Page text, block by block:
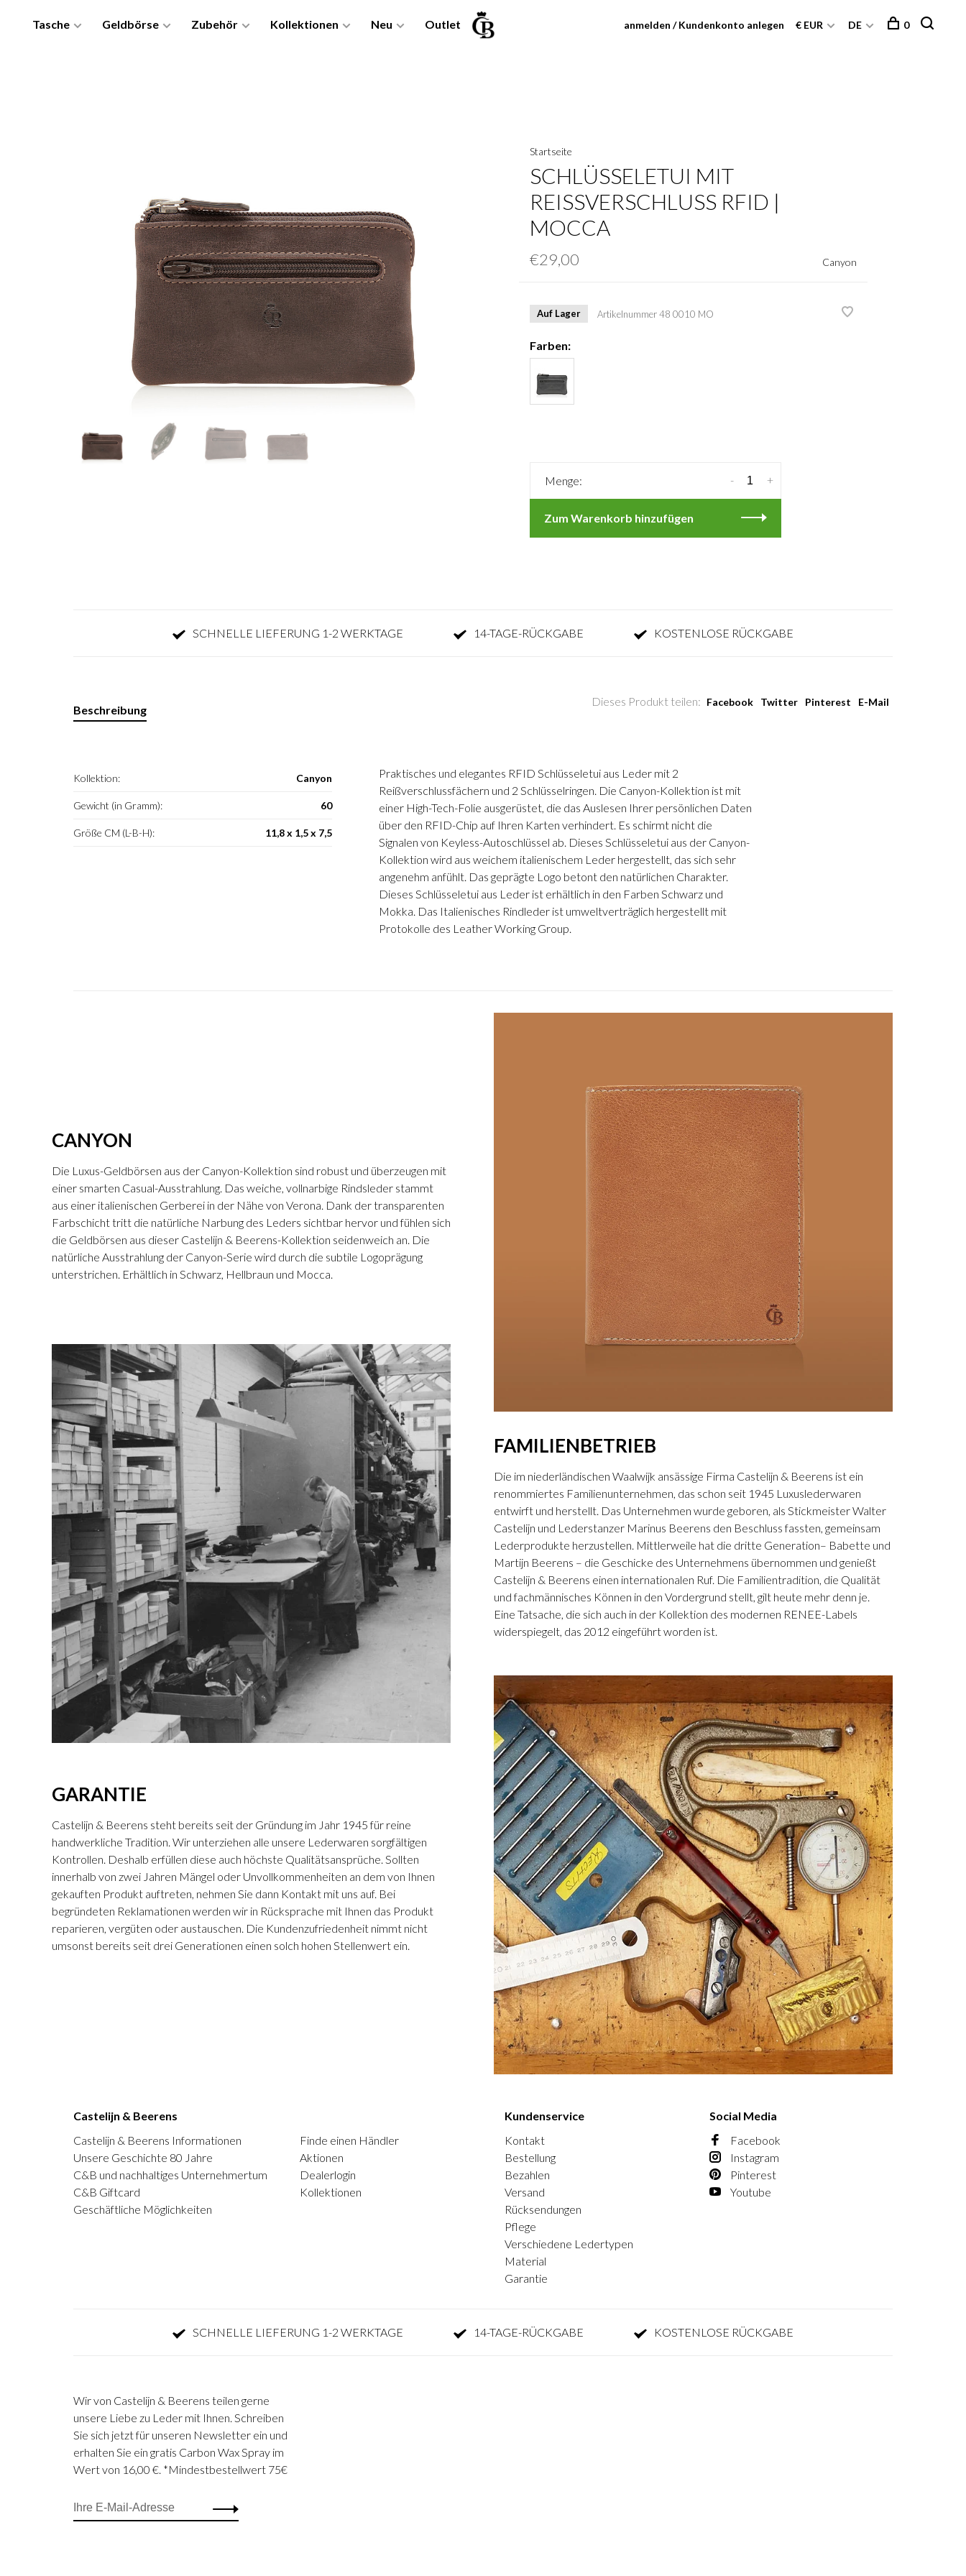
Tasche Geldbörse Zubehör Kollektionen Neu Outlet anmelden / Kundenkonto anlegen € EUR DE 0
Startseite
SCHLÜSSELETUI MIT
REISSVERSCHLUSS RFID | M
OCCA
€29,00 Canyon
Auf Lager Artikelnummer48 0010 MO
Farben:
Menge: +
-
Zum Warenkorb hinzufügen
SCHNELLE LIEFERUNG 1-2 WERKTAGE 14-TAGE-RÜCKGABE KOSTENLOSE RÜCKGABE
Dieses Produkt teilen: Facebook Twitter Pinterest E-Mail
Beschreibung
Kollektion: Canyon
Gewicht (in Gramm): 60
Größe CM (L-B-H): 11,8 x 1,5 x 7,5
Praktisches und elegantes RFID Schlüsseletui aus Leder mit 2
Reißverschlussfächern und 2 Schlüsselringen. Die Canyon-Kollektion ist mit
einer High-Tech-Folie ausgerüstet, die das Auslesen Ihrer persönlichen Daten
über den RFID-Chip auf Ihren Karten verhindert. Es schirmt nicht die
Signalen von Keyless-Autoschlüssel ab. Dieses Schlüsseletui aus der Canyon-
Kollektion wird aus weichem italienischem Leder hergestellt, das sich sehr
angenehm anfühlt. Das geprägte Logo betont den natürlichen Charakter.
Dieses Schlüsseletui aus Leder ist erhältlich in den Farben Schwarz und
Mokka. Das Italienisches Rindleder ist umweltverträglich hergestellt mit
Protokolle des Leather Working Group.
CANYON
Die Luxus-Geldbörsen aus der Canyon-Kollektion sind robust und überzeugen mit
einer smarten Casual-Ausstrahlung. Das weiche, vollnarbige Rindsleder stammt
aus einer italienischen Gerberei in der Nähe von Verona. Dank der transparenten
Farbschicht tritt die natürliche Narbung des Leders sichtbar hervor und fühlen sich
die Geldbörsen aus dieser Castelijn & Beerens-Kollektion seidenweich an. Die
natürliche Ausstrahlung der Canyon-Serie wird durch die subtile Logoprägung
unterstrichen. Erhältlich in Schwarz, Hellbraun und Mocca.
FAMILIENBETRIEB
Die im niederländischen Waalwijk ansässige Firma Castelijn & Beerens ist ein
renommiertes Familienunternehmen, das schon seit 1945 Luxuslederwaren
entwirft und herstellt. Das Unternehmen wurde geboren, als Stickmeister Walter
Castelijn und Lederstanzer Marinus Beerens den Beschluss fassten, gemeinsam
Lederprodukte herzustellen. Mittlerweile hat die dritte Generation– Babette und
Martijn Beerens – die Geschicke des Unternehmens übernommen und genießt
Castelijn & Beerens einen internationalen Ruf. Die Familientradition, die Qualität
und fachmännisches Können in den Vordergrund stellt, gilt heute mehr denn je.
Eine Tatsache, die sich auch in der Kollektion des modernen RENEE-Labels
widerspiegelt, das 2012 eingeführt worden ist.
GARANTIE
Castelijn & Beerens steht bereits seit der Gründung im Jahr 1945 für reine
handwerkliche Tradition. Wir unterziehen alle unsere Lederwaren sorgfältigen
Kontrollen. Deshalb erfüllen diese auch höchste Qualitätsansprüche. Sollten
innerhalb von zwei Jahren Mängel oder Unvollkommenheiten an dem von Ihnen
gekauften Produkt auftreten, nehmen Sie dann Kontakt mit uns auf. Bei
begründeten Reklamationen werden wir in Rücksprache mit Ihnen das Produkt
reparieren, vergüten oder austauschen. Die Kundenzufriedenheit nimmt nicht
umsonst bereits seit drei Generationen einen solch hohen Stellenwert ein.
Castelijn & Beerens
Castelijn & Beerens Informationen
Unsere Geschichte 80 Jahre
C&B und nachhaltiges Unternehmertum
C&B Giftcard
Geschäftliche Möglichkeiten
Finde einen Händler
Aktionen
Dealerlogin
Kollektionen
Kundenservice
Kontakt
Bestellung
Bezahlen
Versand
Rücksendungen
Pflege
Verschiedene Ledertypen
Material
Garantie
Social Media
Facebook
Instagram
Pinterest
Youtube
SCHNELLE LIEFERUNG 1-2 WERKTAGE 14-TAGE-RÜCKGABE KOSTENLOSE RÜCKGABE
Wir von Castelijn & Beerens teilen gerne
unsere Liebe zu Leder mit Ihnen. Schreiben
Sie sich jetzt für unseren Newsletter ein und
erhalten Sie ein gratis Carbon Wax Spray im
Wert von 16,00 €. *Mindestbestellwert 75€